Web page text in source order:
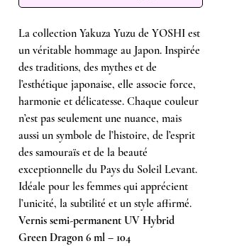
La collection Yakuza Yuzu de YOSHI est
un véritable hommage au Japon. Inspirée
des traditions, des mythes et de
l’esthétique japonaise, elle associe force,
harmonie et délicatesse. Chaque couleur
n’est pas seulement une nuance, mais
aussi un symbole de l’histoire, de l’esprit
des samouraïs et de la beauté
exceptionnelle du Pays du Soleil Levant.
Idéale pour les femmes qui apprécient
l’unicité, la subtilité et un style affirmé.
Vernis semi-permanent UV Hybrid
Green Dragon 6 ml – 104